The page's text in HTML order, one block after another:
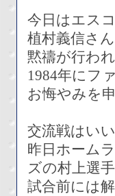
今日はエス
植村義信さ
黙禱が行わ
1984年にフ
お悔やみを
交流戦はい
昨日ホーム
ズの村上選
試合前には